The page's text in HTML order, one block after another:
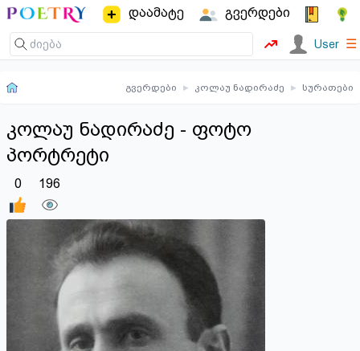
დაამატე გვერდები
User ☰
გვერდები ▸ კოლაუ ნადირაძე ▸ სურათები
კოლაუ ნადირაძე - ფოტო
პორტრეტი
0 196